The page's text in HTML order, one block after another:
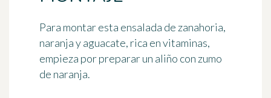
Para montar esta ensalada de zanahoria,
naranja y aguacate, rica en vitaminas,
empieza por preparar un aliño con zumo
de naranja.